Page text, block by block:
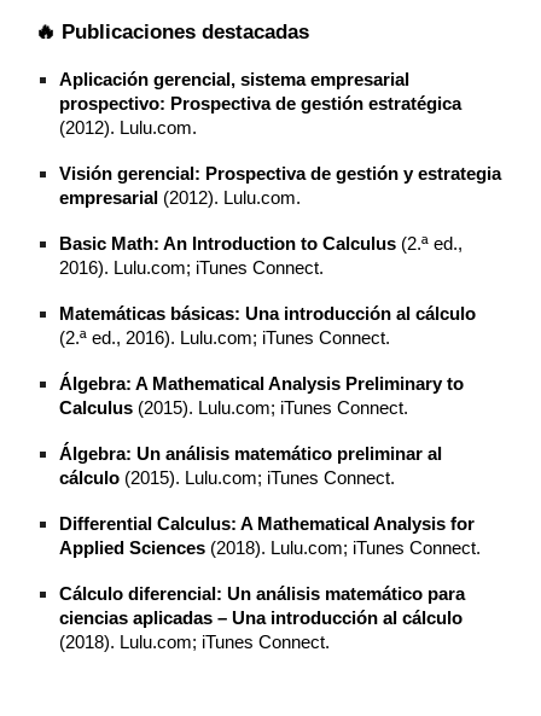
🔥 Publicaciones destacadas
Aplicación gerencial, sistema empresarial
prospectivo: Prospectiva de gestión estratégica
(2012). Lulu.com.
Visión gerencial: Prospectiva de gestión y estrategia
empresarial (2012). Lulu.com.
Basic Math: An Introduction to Calculus (2.ª ed.,
2016). Lulu.com; iTunes Connect.
Matemáticas básicas: Una introducción al cálculo
(2.ª ed., 2016). Lulu.com; iTunes Connect.
Álgebra: A Mathematical Analysis Preliminary to
Calculus (2015). Lulu.com; iTunes Connect.
Álgebra: Un análisis matemático preliminar al
cálculo (2015). Lulu.com; iTunes Connect.
Differential Calculus: A Mathematical Analysis for
Applied Sciences (2018). Lulu.com; iTunes Connect.
Cálculo diferencial: Un análisis matemático para
ciencias aplicadas – Una introducción al cálculo
(2018). Lulu.com; iTunes Connect.